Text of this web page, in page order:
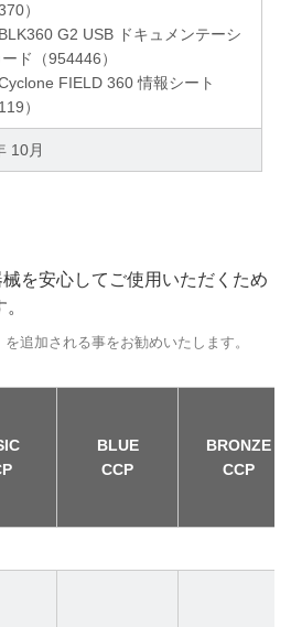
）
G2 USB ドキュメンテーシ
ド（954446）
FIELD 360 情報シート
）
10月
を安⼼してご使⽤いただくため
追加される事をお勧めいたします。
BLUE
CCP
BRONZE
CCP